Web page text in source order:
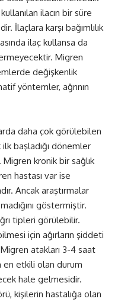
ilacın bir süre
İlaçlara karşı bağımlılık
ilaç kullansa da
Migren
değişkenlik
yöntemler, ağrının
daha çok görülebilen
başladığı dönemler
kronik bir sağlık
hastası var ise
Ancak araştırmalar
göstermiştir.
tipleri görülebilir.
için ağırların şiddeti
atakları 3-4 saat
en etkili olan durum
hale gelmesidir.
kişilerin hastalığa olan